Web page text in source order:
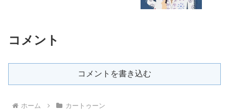
コメント
コメントを書き込む
ホーム カートゥーン